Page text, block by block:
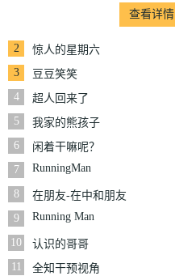
查看详情
2
惊人的星期六
3
豆豆笑笑
4
超人回来了
5
我家的熊孩子
6
闲着干嘛呢？
7
RunningMan
8
在朋友-在中和朋友
们
9 Running Man
10
认识的哥哥
11
全知干预视角